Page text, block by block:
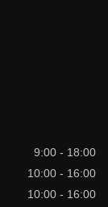
9:00 - 18:00
10:00 - 16:00
10:00 - 16:00